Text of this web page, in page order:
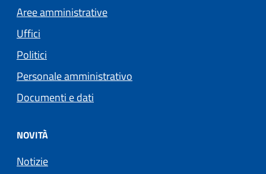
Aree amministrative
Uffici
Politici
Personale amministrativo
Documenti e dati
NOVITÀ
Notizie